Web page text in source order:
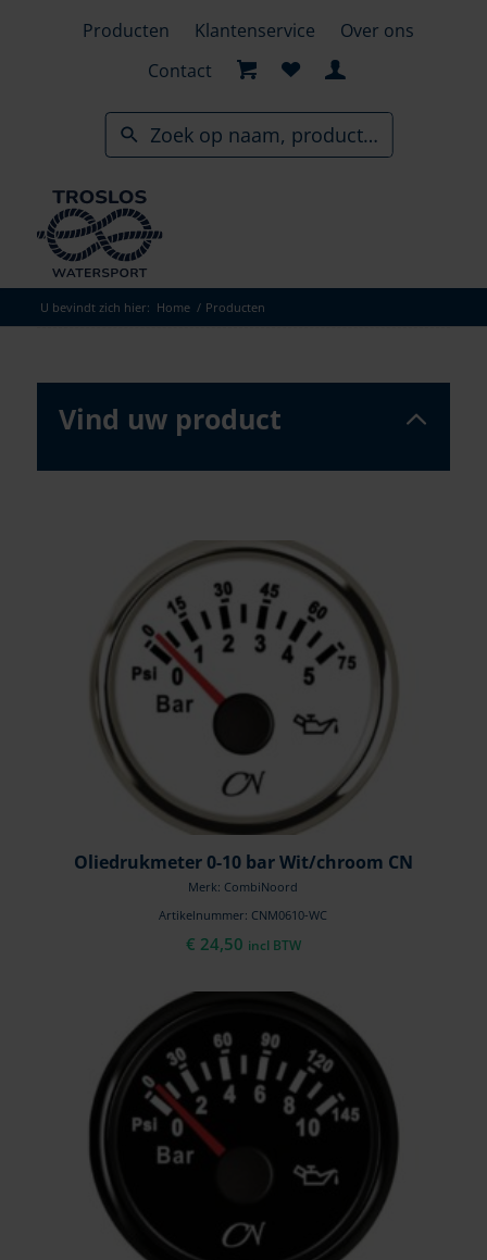
Producten Klantenservice
Over ons
Contact
U bevindt zich hier: Home / Producten
Oliedrukmeter 0-10 bar Wit/chroom CN
Merk: CombiNoord
Artikelnummer: CNM0610-WC
€ 24,50 incl BTW
Vind uw product